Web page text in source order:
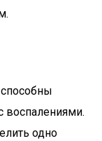
воспалениями.
одно